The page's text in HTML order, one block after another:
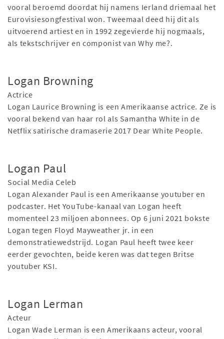
vooral beroemd doordat hij namens Ierland driemaal het
Eurovisiesongfestival won. Tweemaal deed hij dit als
uitvoerend artiest en in 1992 zegevierde hij nogmaals,
als tekstschrijver en componist van Why me?.
Logan Browning
Actrice
Logan Laurice Browning is een Amerikaanse actrice. Ze is
vooral bekend van haar rol als Samantha White in de
Netflix satirische dramaserie 2017 Dear White People.
Logan Paul
Social Media Celeb
Logan Alexander Paul is een Amerikaanse youtuber en
podcaster. Het YouTube-kanaal van Logan heeft
momenteel 23 miljoen abonnees. Op 6 juni 2021 bokste
Logan tegen Floyd Mayweather jr. in een
demonstratiewedstrijd. Logan Paul heeft twee keer
eerder gevochten, beide keren was dat tegen Britse
youtuber KSI.
Logan Lerman
Acteur
Logan Wade Lerman is een Amerikaans acteur, vooral